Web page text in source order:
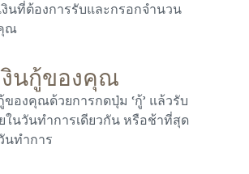
ที่ง่ายและปลอดภัยในการจัดการสิ
และสร้างรายได้แบบพาสซีฟ ฉัน
ด้ และโดดเด่นด้วยโมเดลธุรกิจที่
นวัตกรรม บริษัทยอดเยี่ยมที่แตกต่าง
งชัดเจน
งินที่ต้องการรับและกรอกจำนวน
ณ
งินกู้ของคุณ
ของคุณด้วยการกดปุ่ม ‘กู้’ แล้วรับ
ในวันทำการเดียวกัน หรือช้าที่สุด
นทำการ